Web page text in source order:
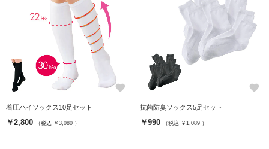
favorite
着圧ハイソックス10足セット
￥2,800 （税込 ￥3,080 ）
favorite
抗菌防臭ソックス5足セット
￥990 （税込 ￥1,089 ）